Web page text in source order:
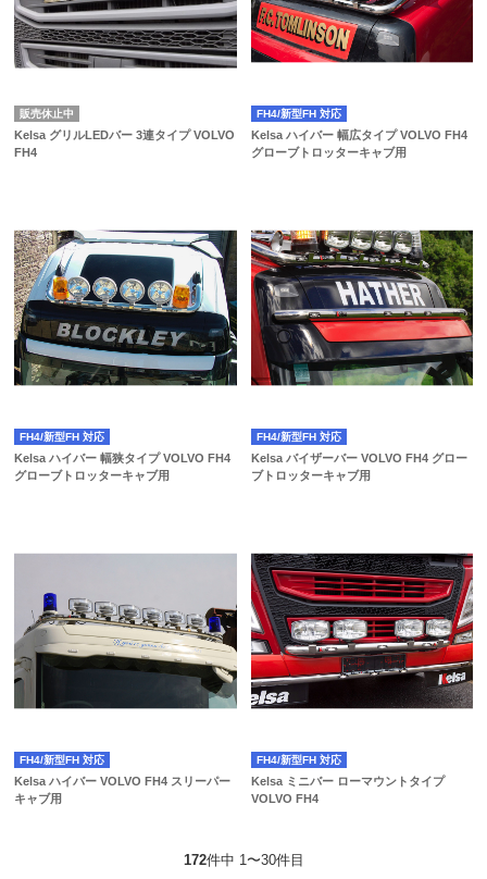
販売休止中
Kelsa グリルLEDバー 3連タイプ VOLVO
FH4
FH4/新型FH 対応
Kelsa ハイバー 幅広タイプ VOLVO FH4
グローブトロッターキャブ用
FH4/新型FH 対応
Kelsa ハイバー 幅狭タイプ VOLVO FH4
グローブトロッターキャブ用
FH4/新型FH 対応
Kelsa バイザーバー VOLVO FH4 グロー
ブトロッターキャブ用
FH4/新型FH 対応
Kelsa ハイバー VOLVO FH4 スリーパー
キャブ用
FH4/新型FH 対応
Kelsa ミニバー ローマウントタイプ
VOLVO FH4
172件中 1〜30件目